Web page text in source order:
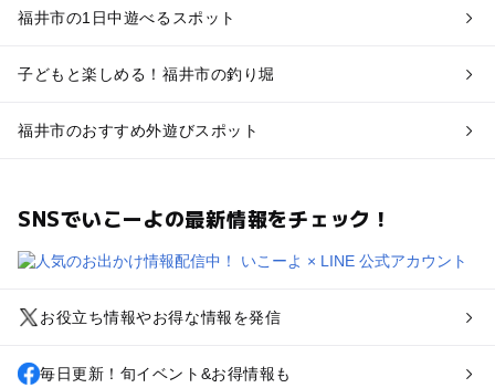
福井市の1日中遊べるスポット
子どもと楽しめる！福井市の釣り堀
福井市のおすすめ外遊びスポット
SNSでいこーよの最新情報をチェック！
お役立ち情報やお得な情報を発信
毎日更新！旬イベント&お得情報も